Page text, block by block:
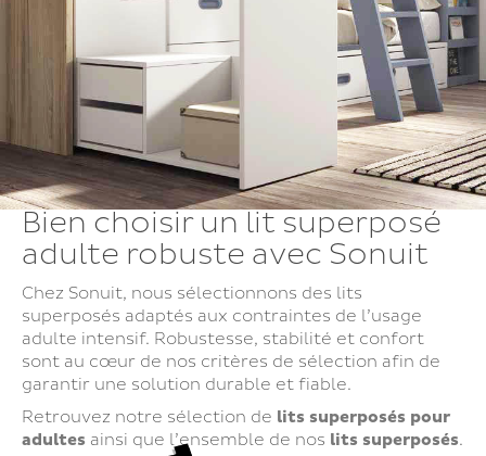
Bien choisir un lit superposé
adulte robuste avec Sonuit
Chez Sonuit, nous sélectionnons des lits
superposés adaptés aux contraintes de l’usage
adulte intensif. Robustesse, stabilité et confort
sont au cœur de nos critères de sélection afin de
garantir une solution durable et fiable.
Retrouvez notre sélection de lits superposés pour
adultes ainsi que l’ensemble de nos lits superposés.